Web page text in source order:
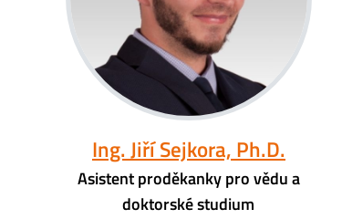
Ing. Jiří Sejkora, Ph.D.
Asistent proděkanky pro vědu a
doktorské studium